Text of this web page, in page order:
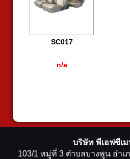
SC017
n/a
บริษัท พีเอฟซีเ
103/1 หมู่ที่ 3 ตำบลบางพูน อำเ